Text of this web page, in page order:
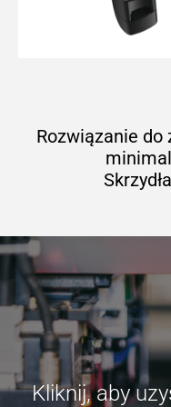
Rozwiązanie do
Kliknij, aby